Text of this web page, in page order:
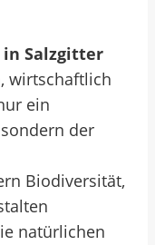
in Salzgitter
wirtschaftlich
ein
der
Biodiversität,
natürlichen